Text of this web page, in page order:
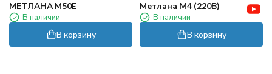
МЕТЛАНА М50E
В наличии
В корзину
Метлана M4 (220В)
В наличии
В корзину